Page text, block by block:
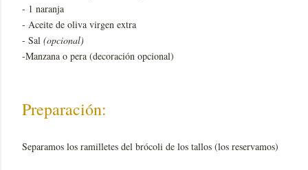
- 1 naranja
- Aceite de oliva virgen extra
- Sal (opcional)
-Manzana o pera (decoración opcional)
Preparación:
Separamos los ramilletes del brócoli de los tallos (los reservamos)